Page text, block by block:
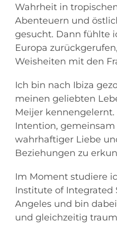
Wahrheit in
Abenteuern und
gesucht. Dann fühlte
Europa
Weisheiten mit den
Ich bin nach Ibiza
meinen geliebten
Meijer
Intention, gemeinsam
wahrhaftiger Liebe
Beziehungen zu
Im Moment studiere
Institute of Integrated
Angeles und bin
und gleichzeitig